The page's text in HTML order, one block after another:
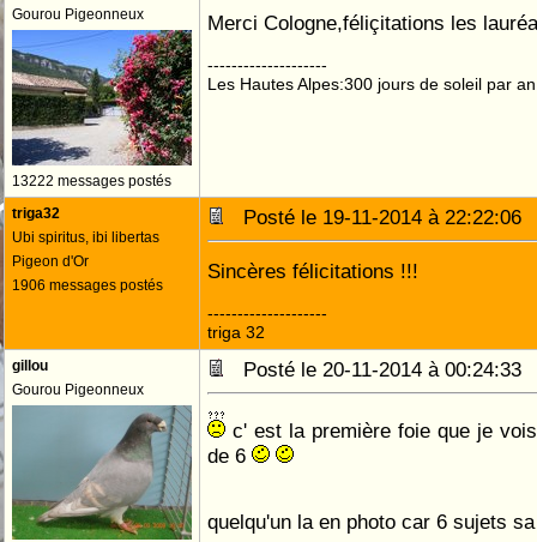
Gourou Pigeonneux
13222 messages postés
Merci Cologne,féliçitations les
--------------------
Les Hautes Alpes:300 jours de soleil par an
triga32
Ubi spiritus, ibi libertas
Pigeon d'Or
1906 messages postés
Posté le 19-11-2014 à
Sincères félicitations !!!
--------------------
triga 32
gillou
Gourou Pigeonneux
Posté le 20-11-2014 à
c' est la première foie que je
de 6
quelqu'un la en photo car 6 sujets